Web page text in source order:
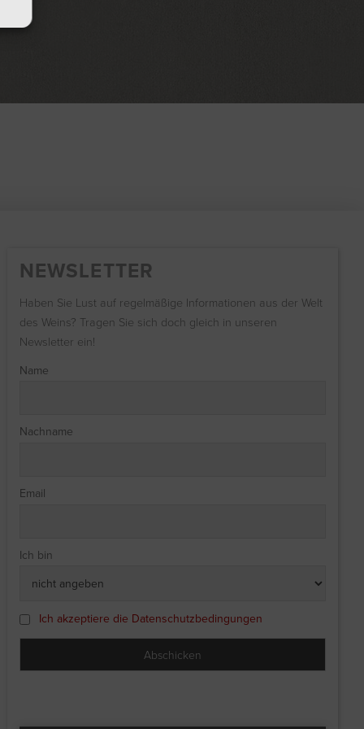
NEWSLETTER
Haben Sie Lust auf regelmäßige Informationen aus der Welt
des Weins? Tragen Sie sich doch gleich in unseren
Newsletter ein!
Name
Nachname
Email
Ich bin
Ich akzeptiere die Datenschutzbedingungen